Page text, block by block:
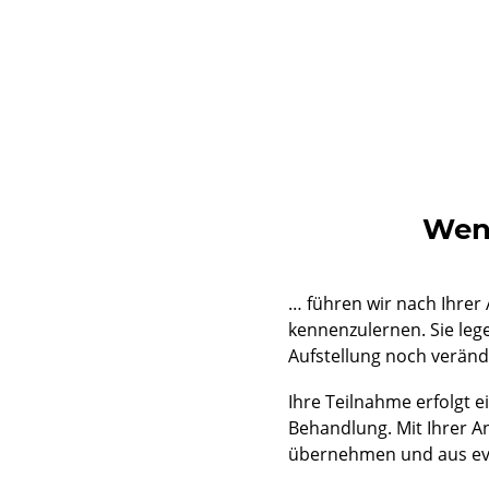
… führen wir nach Ihrer
kennenzulernen. Sie
Aufstellung noch
Ihre Teilnahme erfolgt
Behandlung. Mit Ihrer
übernehmen und aus